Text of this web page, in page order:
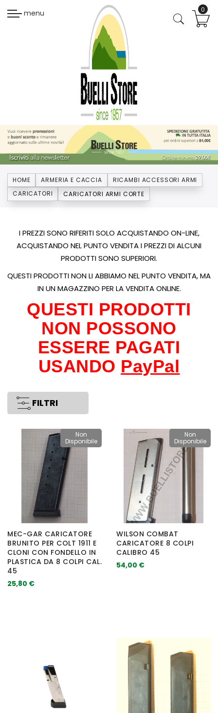
menu
HOME ARMERIA E CACCIA
RICAMBI ACCESSORI ARMI
CARICATORI
CARICATORI ARMI CORTE
I PREZZI SONO RIFERITI SOLO ACQUISTANDO ON-LINE,
ACQUISTANDO NEL PUNTO VENDITA I PREZZI DI ALCUNI
PRODOTTI SONO SUPERIORI.
QUESTI PRODOTTI NON LI ABBIAMO NEL PUNTO VENDITA, MA
IN UN MAGAZZINO PER LA VENDITA ONLINE.
QUESTI PRODOTTI
NON POSSONO
ESSERE PAGATI
USANDO PayPal
FILTRI
Non
Disponibile
MEC-GAR CARICATORE
BRUNITO PER COLT 1911 E
CLONI CON FONDELLO IN
PLASTICA DA 8 COLPI CAL.
45
25,80 €
Non
Disponibile
WILSON COMBAT
CARICATORE 8 COLPI
CALIBRO 45
54,00 €